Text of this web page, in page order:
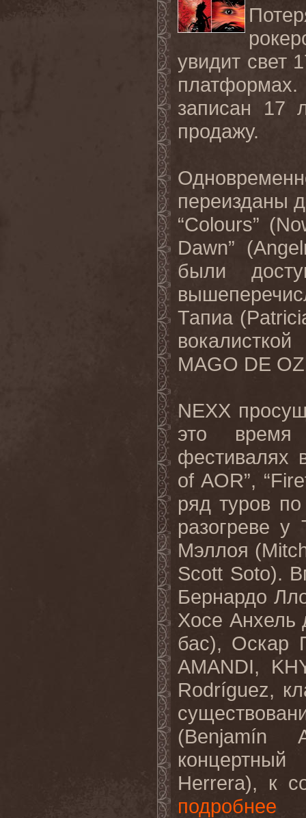
увидит свет
записан 17
продажу.
переизданы
“Colours”
Dawn”
были
Тапиа
MAGO DE
NEXX
это время
фестивалях
of AOR”,
ряд туров
разогреве у
Мэллоя
Scott Soto).
Бернардо
Хосе Анхель
бас), Оскар
AMANDI,
Rodríguez,
(Benjamín
Herrera), к
подробнее